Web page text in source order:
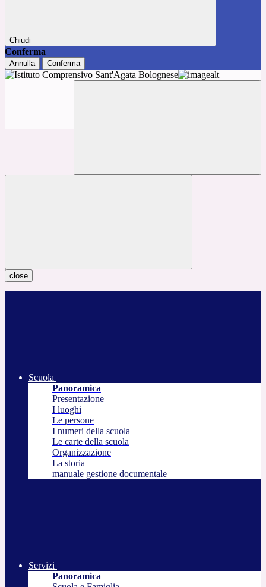
Chiudi
Conferma
Annulla Conferma
close
Scuola
Panoramica
Presentazione
I luoghi
Le persone
I numeri della scuola
Le carte della scuola
Organizzazione
La storia
manuale gestione documentale
Servizi
Panoramica